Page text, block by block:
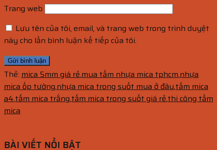
Trang web
Lưu tên của tôi, email, và trang web trong trình duyệt
này cho lần bình luận kế tiếp của tôi.
Thẻ: mica 5mm giá rẻ,mua tấm nhựa mica tphcm,nhựa
mica ốp tường,nhựa mica trong suốt mua ở đâu,tấm mica
a4,tấm mica trắng,tấm mica trong suốt giá rẻ,thi công tấm
mica
BÀI VIẾT NỔI BẬT